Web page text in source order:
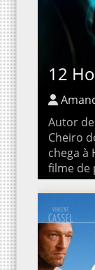
12
Autor de
do Ralo
produtor.